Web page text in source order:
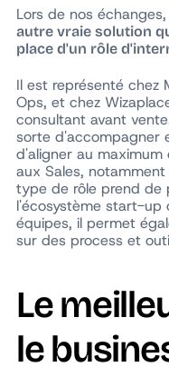
Lors de nos
autre vraie solution
place d'un rôle
Il est représenté chez
Ops, et chez
consultant avant
sorte d'accompagner
d'aligner au
aux Sales,
type de rôle prend de
l'écosystème start-up
équipes, il permet
sur des process et
Le
le